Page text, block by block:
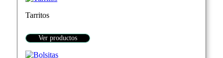
Tarritos
Ver productos